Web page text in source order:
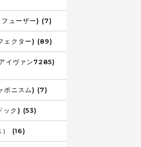
ューザー) (7)
ェクター) (89)
イヴァン7285)
ポニスム) (7)
ク) (53)
） (16)